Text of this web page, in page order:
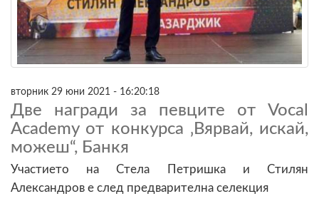
вторник 29 юни 2021 - 16:20:18
Две награди за певците от Vocal
Academy от конкурса ‚Вярвай, искай,
можеш“, Банкя
Участието на Стела Петришка и Стилян
Александров е след предварителна селекция